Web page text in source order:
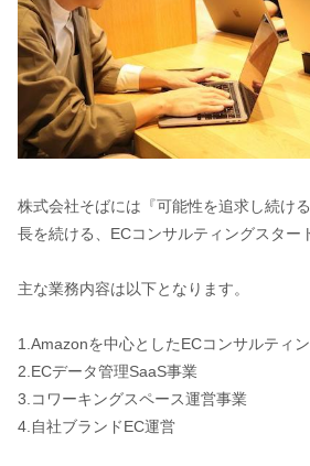
株式会社そばには『可能性を追求し続け
長を続ける、ECコンサルティングスター
主な業務内容は以下となります。
1.Amazonを中心としたECコンサルティ
2.ECデータ管理SaaS事業
3.コワーキングスペース運営事業
4.自社ブランドEC運営